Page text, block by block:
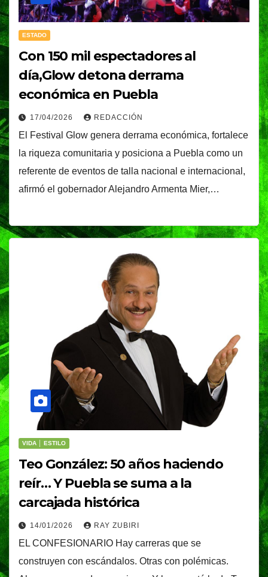
ESTADO
Con 150 mil espectadores al
día,Glow detona derrama
económica en Puebla
17/04/2026 REDACCIÓN
El Festival Glow genera derrama económica, fortalece
la riqueza comunitaria y posiciona a Puebla como un
referente de eventos de talla nacional e internacional,
afirmó el gobernador Alejandro Armenta Mier,…
VIDA │ ESTILO
Teo González: 50 años haciendo
reír… Y Puebla se suma a la
carcajada histórica
14/01/2026 RAY ZUBIRI
EL CONFESIONARIO Hay carreras que se
construyen con escándalos. Otras con polémicas.